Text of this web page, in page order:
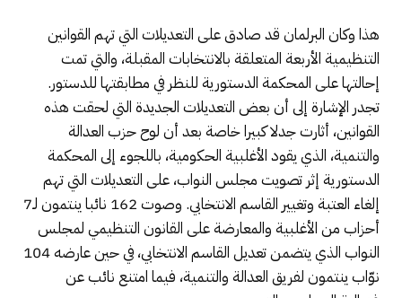
هذا وكان البرلمان قد صادق على التعديلات التي تهم القوانين
التنظيمية الأربعة المتعلقة بالانتخابات المقبلة، والتي تمت
إحالتها على المحكمة الدستورية للنظر في مطابقتها للدستور.
تجدر الإشارة إلى أن بعض التعديلات الجديدة التي لحقت هذه
القوانين، أثارت جدلا كبيرا خاصة بعد أن لوح حزب العدالة
والتنمية، الذي يقود الأغلبية الحكومية، باللجوء إلى المحكمة
الدستورية إثر تصويت مجلس النواب، على التعديلات التي تهم
إلغاء العتبة وتغيير القاسم الانتخابي. وصوت 162 نائبا ينتمون لـ7
أحزاب من الأغلبية والمعارضة على القانون التنظيمي لمجلس
النواب الذي يتضمن تعديل القاسم الانتخابي، في حين عارضه 104
نوّاب ينتمون لفريق العدالة والتنمية، فيما امتنع نائب عن